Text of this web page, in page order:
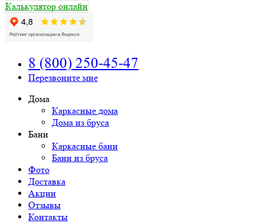
Калькулятор онлайн
8 (800) 250-45-47
Перезвоните мне
Дома
Каркасные дома
Дома из бруса
Бани
Каркасные бани
Бани из бруса
Фото
Доставка
Акции
Отзывы
Контакты